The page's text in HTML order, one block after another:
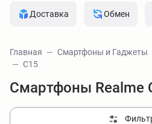
Доставка Обмен
Главная Смартфоны и Гаджеты
C15
Смартфоны Realme